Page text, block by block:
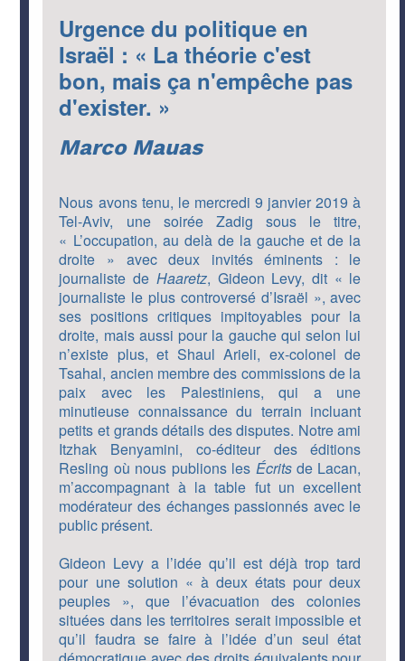
Urgence du politique en
Israël : « La théorie c'est
bon, mais ça n'empêche pas
d'exister. »
Marco Mauas
Nous avons tenu, le mercredi 9 janvier 2019 à
Tel-Aviv, une soirée Zadig sous le titre,
« L’occupation, au delà de la gauche et de la
droite » avec deux invités éminents : le
journaliste de Haaretz, Gideon Levy, dit « le
journaliste le plus controversé d’Israël », avec
ses positions critiques impitoyables pour la
droite, mais aussi pour la gauche qui selon lui
n’existe plus, et Shaul Arieli, ex-colonel de
Tsahal, ancien membre des commissions de la
paix avec les Palestiniens, qui a une
minutieuse connaissance du terrain incluant
petits et grands détails des disputes. Notre ami
Itzhak Benyamini, co-éditeur des éditions
Resling où nous publions les Écritsde Lacan,
m’accompagnant à la table fut un excellent
modérateur des échanges passionnés avec le
public présent.
Gideon Levy a l’idée qu’il est déjà trop tard
pour une solution « à deux états pour deux
peuples », que l’évacuation des colonies
situées dans les territoires serait impossible et
qu’il faudra se faire à l’idée d’un seul état